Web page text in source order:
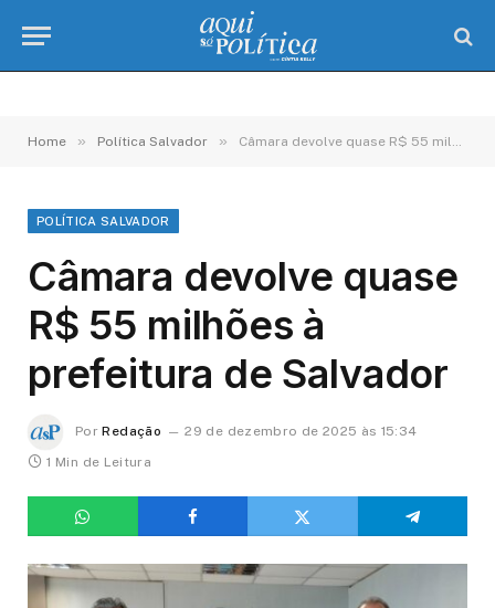
Home » Política Salvador » Câmara devolve quase R$ 55 milhões à prefeitura de Salvador
POLÍTICA SALVADOR
Câmara devolve quase
R$ 55 milhões à
prefeitura de Salvador
Por Redação
29 de dezembro de 2025 às 15:34
1 Min de Leitura